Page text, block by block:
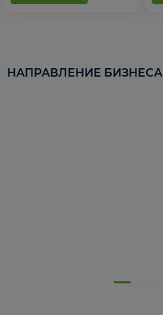
НАПРАВЛЕНИЕ БИЗНЕСА